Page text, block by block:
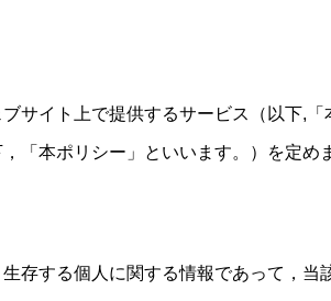
サイト上で提供するサービス（以下,
「本ポリシー」といいます。）を定め
存する個人に関する情報であって，